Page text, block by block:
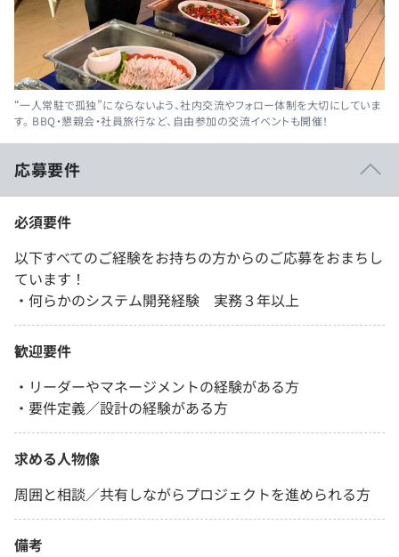
“一人常駐で孤独”にならないよう、社内交流やフォロー体制を大切にしていま
す。 BBQ・懇親会・社員旅行など、自由参加の交流イベントも開催！
応募要件
必須要件
以下すべてのご経験をお持ちの方からのご応募をおまちし
ています！
・何らかのシステム開発経験 実務３年以上
歓迎要件
・リーダーやマネージメントの経験がある方
・要件定義／設計の経験がある方
求める人物像
周囲と相談／共有しながらプロジェクトを進められる方
備考